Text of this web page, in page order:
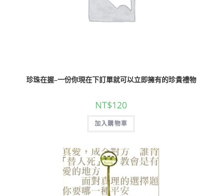
珍珠在握–一份你現在下訂單就可以立即擁有的珍貴禮物
NT$120
加入購物車